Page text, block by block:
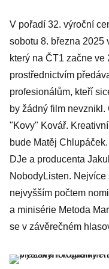
V pořadí 32. výroční
sobotu 8. března 2025
který na ČT1 začne ve
prostřednictvím
profesionálům, kteří
by žádný film
"Kovy" Kovář.
bude Matěj
DJe a producenta
NobodyListen.
nejvyšším počtem
a minisérie Metoda
se v závěrečném